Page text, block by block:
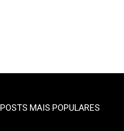
POSTS MAIS POPULARES